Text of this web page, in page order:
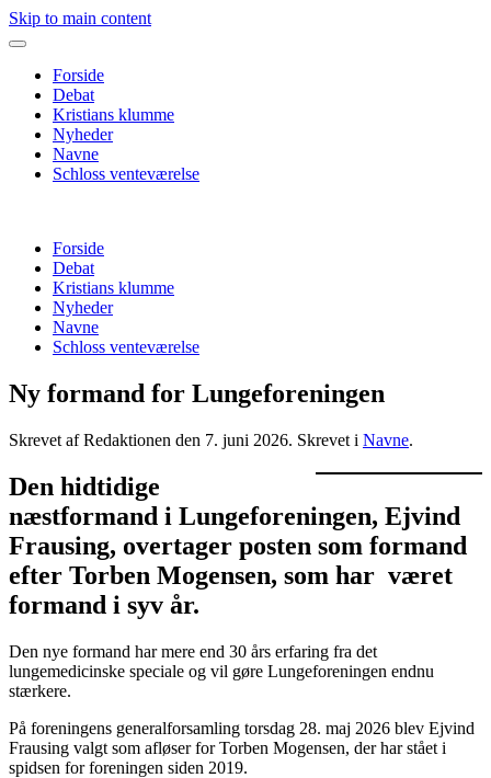
Skip to main content
Forside
Debat
Kristians klumme
Nyheder
Navne
Schloss venteværelse
Forside
Debat
Kristians klumme
Nyheder
Navne
Schloss venteværelse
Ny formand for Lungeforeningen
Skrevet af Redaktionen den 7. juni 2026. Skrevet i Navne.
Den hidtidige
næstformand i Lungeforeningen, Ejvind
Frausing, overtager posten som formand
efter Torben Mogensen, som har været
formand i syv år.
Den nye formand har mere end 30 års erfaring fra det
lungemedicinske speciale og vil gøre Lungeforeningen endnu
stærkere.
På foreningens generalforsamling torsdag 28. maj 2026 blev Ejvind
Frausing valgt som afløser for Torben Mogensen, der har stået i
spidsen for foreningen siden 2019.